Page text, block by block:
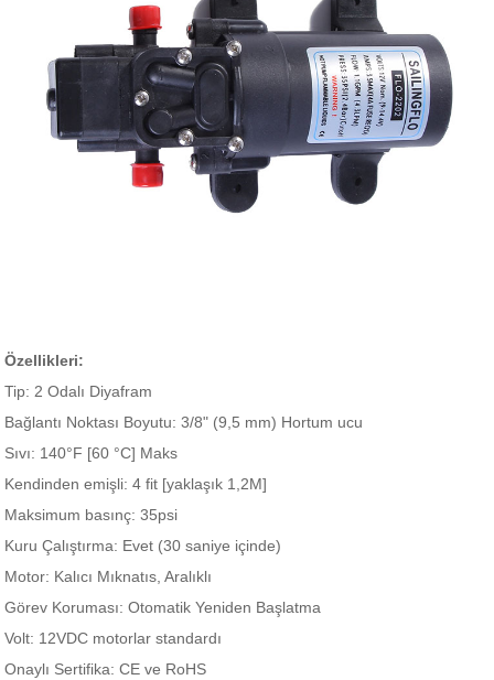
Özellikleri:
Tip: 2 Odalı Diyafram
Bağlantı Noktası Boyutu: 3/8" (9,5 mm) Hortum ucu
Sıvı: 140°F [60 °C] Maks
Kendinden emişli: 4 fit [yaklaşık 1,2M]
Maksimum basınç: 35psi
Kuru Çalıştırma: Evet (30 saniye içinde)
Motor: Kalıcı Mıknatıs, Aralıklı
Görev Koruması: Otomatik Yeniden Başlatma
Volt: 12VDC motorlar standardı
Onaylı Sertifika: CE ve RoHS